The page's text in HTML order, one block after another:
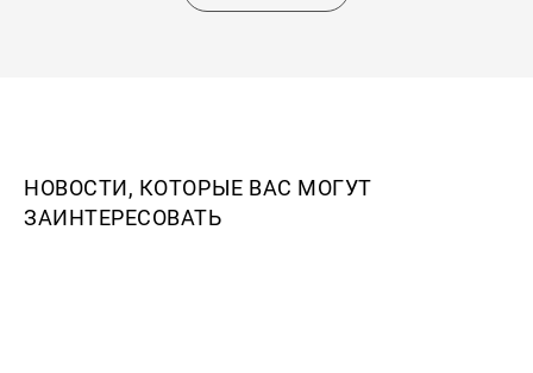
НОВОСТИ, КОТОРЫЕ ВАС МОГУТ
ЗАИНТЕРЕСОВАТЬ